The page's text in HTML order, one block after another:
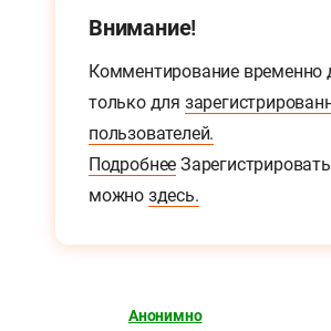
Внимание!
Комментирование временно
только для
пользователей.
Подробнее
можно здесь.
Анонимно